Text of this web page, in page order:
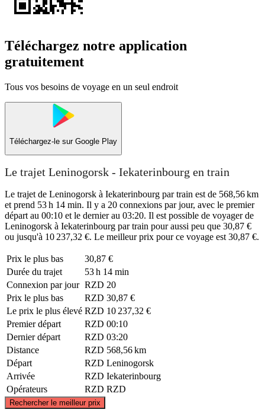
Téléchargez notre application
gratuitement
Tous vos besoins de voyage en un seul endroit
Téléchargez-le sur Google Play
Le trajet Leninogorsk - Iekaterinbourg en train
Le trajet de Leninogorsk à Iekaterinbourg par train est de 568,56 km
et prend 53 h 14 min. Il y a 20 connexions par jour, avec le premier
départ au 00:10 et le dernier au 03:20. Il est possible de voyager de
Leninogorsk à Iekaterinbourg par train pour aussi peu que 30,87 €
ou jusqu'à 10 237,32 €. Le meilleur prix pour ce voyage est 30,87 €.
Prix ​​le plus bas
30,87 €
Durée du trajet
53 h 14 min
Connexion par jour RZD 20
Prix ​​le plus bas
RZD 30,87 €
Le prix le plus élevé RZD 10 237,32 €
Premier départ
RZD 00:10
Dernier départ
RZD 03:20
Distance
RZD 568,56 km
Départ
RZD Leninogorsk
Arrivée
RZD Iekaterinbourg
Opérateurs
RZD RZD
Rechercher le meilleur prix